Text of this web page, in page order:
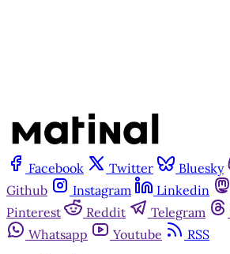
Facebook Twitter Bluesky
Github
Instagram Linkedin
Pinterest
Reddit Telegram
Whatsapp
Youtube
RSS